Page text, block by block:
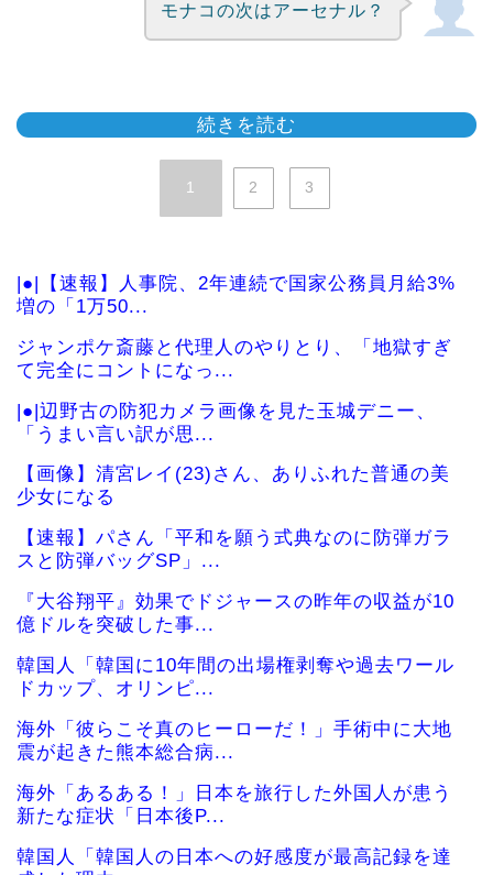
モナコの次はアーセナル？
続きを読む
1 2 3
|●|【速報】人事院、2年連続で国家公務員月給3%
増の「1万50...
ジャンポケ斎藤と代理人のやりとり、「地獄すぎ
て完全にコントになっ...
|●|辺野古の防犯カメラ画像を見た玉城デニー、
「うまい言い訳が思...
【画像】清宮レイ(23)さん、ありふれた普通の美
少女になる
【速報】パさん「平和を願う式典なのに防弾ガラ
スと防弾バッグSP」...
『大谷翔平』効果でドジャースの昨年の収益が10
億ドルを突破した事...
韓国人「韓国に10年間の出場権剥奪や過去ワール
ドカップ、オリンピ...
海外「彼らこそ真のヒーローだ！」手術中に大地
震が起きた熊本総合病...
海外「あるある！」日本を旅行した外国人が患う
新たな症状「日本後P...
韓国人「韓国人の日本への好感度が最高記録を達